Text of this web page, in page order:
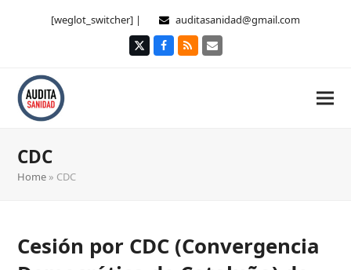
[weglot_switcher] | auditasanidad@gmail.com
TwitterFacebook
RSS Correo
CDC
Home » CDC
Cesión por CDC (Convergencia